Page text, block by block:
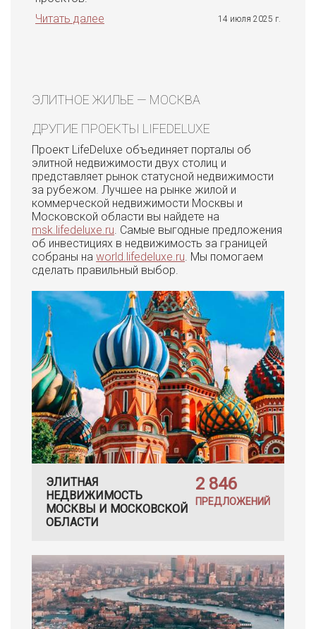
Читать далее
14 июля 2025 г.
ЭЛИТНОЕ ЖИЛЬЕ — МОСКВА
ДРУГИЕ ПРОЕКТЫ LIFEDELUXE
Проект LifeDeluxe объединяет порталы об
элитной недвижимости двух столиц и
представляет рынок статусной недвижимости
за рубежом. Лучшее на рынке жилой и
коммерческой недвижимости Москвы и
Московской области вы найдете на
msk.lifedeluxe.ru. Самые выгодные предложения
об инвестициях в недвижимость за границей
собраны на world.lifedeluxe.ru. Мы помогаем
сделать правильный выбор.
ЭЛИТНАЯ
НЕДВИЖИМОСТЬ
МОСКВЫ И МОСКОВСКОЙ
ОБЛАСТИ
2 846
ПРЕДЛОЖЕНИЙ